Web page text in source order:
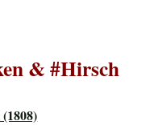
& #Hirsch